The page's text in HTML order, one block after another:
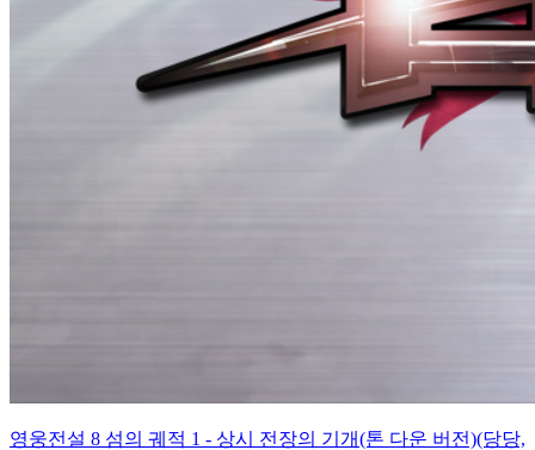
영웅전설 8 섬의 궤적 1 - 상시 전장의 기개(톤 다운 버전)(당당,